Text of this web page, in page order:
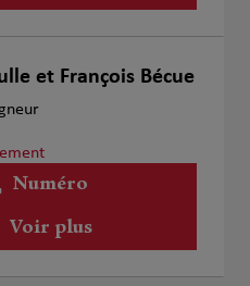
et François Bécue
Numéro
Voir plus